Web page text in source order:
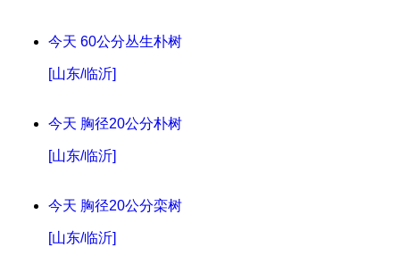
今天 60公分丛生朴树
[山东/临沂]
今天 胸径20公分朴树
[山东/临沂]
今天 胸径20公分栾树
[山东/临沂]